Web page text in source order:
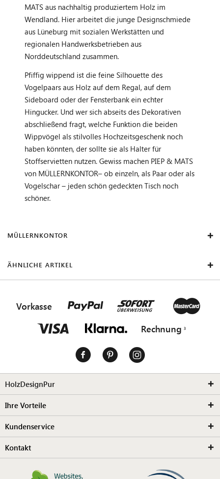
MATS aus nachhaltig produziertem Holz im
Wendland. Hier arbeitet die junge Designschmiede
aus Lüneburg mit sozialen Werkstätten und
regionalen Handwerksbetrieben aus
Norddeutschland zusammen.
Pfiffig wippend ist die feine Silhouette des
Vogelpaars aus Holz auf dem Regal, auf dem
Sideboard oder der Fensterbank ein echter
Hingucker. Und wer sich abseits des Dekorativen
abschließend fragt, welche Funktion die beiden
Wippvögel als stilvolles Hochzeitsgeschenk noch
haben könnten, der sollte sie als Halter für
Stoffservietten nutzen. Gewiss machen PIEP & MATS
von MÜLLERNKONTOR– ob einzeln, als Paar oder als
Vogelschar – jeden schön gedeckten Tisch noch
schöner.
MÜLLERNKONTOR
ÄHNLICHE ARTIKEL
Vorkasse
Rechnung
HolzDesignPur
Ihre Vorteile
Kundenservice
Kontakt